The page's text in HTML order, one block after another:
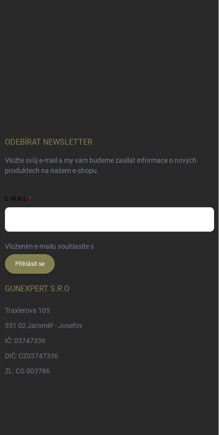
ODEBÍRAT NEWSLETTER
Vložte svůj e-mail a my vám budeme zasílat informace o nových
produktech na našem e-shopu.
E-MAIL
Vložením e-mailu souhlasíte s
Přihlásit se
GUNEXPERT S.R.O
Traxlerova 105
551 02 Jaroměř - Josefov
IČ: 03747336
DIČ: CZ03747336
ZL: CG 003786